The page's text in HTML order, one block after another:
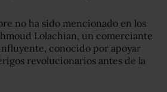
no ha sido mencionado en los
Lolachian, un comerciante
conocido por apoyar
revolucionarios antes de la